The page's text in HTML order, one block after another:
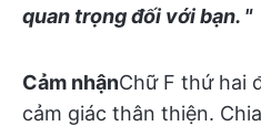
quan trọng đối với bạn. "
Cảm nhậnChữ F thứ hai
cảm giác thân thiện.